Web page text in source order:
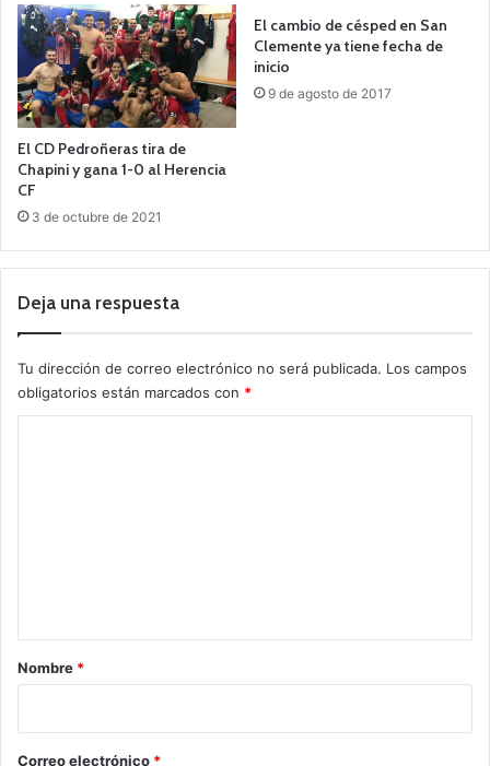
El CD Pedroñeras tira de
Chapini y gana 1-0 al Herencia
CF
3 de octubre de 2021
El cambio de césped en San
Clemente ya tiene fecha de
inicio
9 de agosto de 2017
Deja una respuesta
Tu dirección de correo electrónico no será publicada. Los campos
obligatorios están marcados con *
r
*
Nombre *
Correo electrónico *